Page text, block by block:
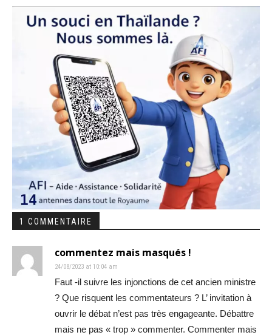
1 COMMENTAIRE
commentez mais masqués !
24/08/2023 at 10:04 am
Faut -il suivre les injonctions de cet ancien ministre
? Que risquent les commentateurs ? L’ invitation à
ouvrir le débat n’est pas très engageante. Débattre
mais ne pas « trop » commenter. Commenter mais